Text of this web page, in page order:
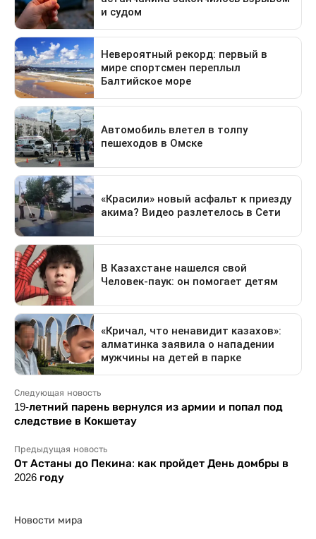
Следующая новость
19-летний парень вернулся из армии и попал под
следствие в Кокшетау
Предыдущая новость
От Астаны до Пекина: как пройдет День домбры в
2026 году
Новости мира